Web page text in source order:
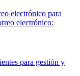
electrónico para
electrónico:
para gestión y